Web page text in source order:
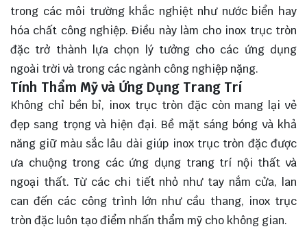
trong các môi trường khắc nghiệt như nước biển hay
hóa chất công nghiệp. Điều này làm cho inox trục tròn
đặc trở thành lựa chọn lý tưởng cho các ứng dụng
ngoài trời và trong các ngành công nghiệp nặng.
Tính Thẩm Mỹ và Ứng Dụng Trang Trí
Không chỉ bền bỉ, inox trục tròn đặc còn mang lại vẻ
đẹp sang trọng và hiện đại. Bề mặt sáng bóng và khả
năng giữ màu sắc lâu dài giúp inox trục tròn đặc được
ưa chuộng trong các ứng dụng trang trí nội thất và
ngoại thất. Từ các chi tiết nhỏ như tay nắm cửa, lan
can đến các công trình lớn như cầu thang, inox trục
tròn đặc luôn tạo điểm nhấn thẩm mỹ cho không gian.